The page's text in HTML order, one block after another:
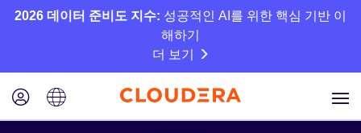
2026 데이터 준비도 지수: 성공적인 AI를 위한 핵심 기반 이
해하기
더 보기